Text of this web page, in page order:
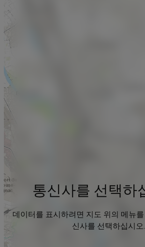
통신사를 선택하
데이터를 표시하려면 지도 위의 메뉴
신사를 선택하십시오.